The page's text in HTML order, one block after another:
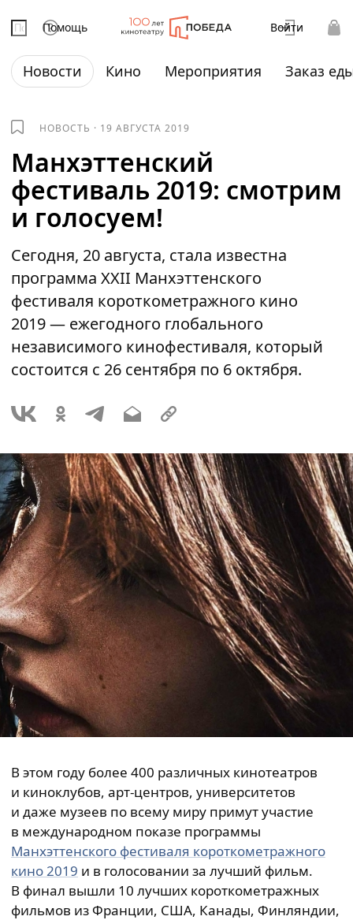
Помощь Войти
Новости Кино Мероприятия Заказ
НОВОСТЬ · 19 АВГУСТА 2019
Манхэттенский
фестиваль 2019: смотрим
и голосуем!
Сегодня, 20 августа, стала известна
программа XXII Манхэттенского
фестиваля короткометражного кино
2019 — ежегодного глобального
независимого кинофестиваля, который
состоится с 26 сентября по 6 октября.
В этом году более 400 различных кинотеатров
и киноклубов, арт-центров, университетов
и даже музеев по всему миру примут участие
в международном показе программы
Манхэттенского фестиваля короткометражного
кино 2019 и в голосовании за лучший фильм.
В финал вышли 10 лучших короткометражных
фильмов из Франции, США, Канады, Финляндии,